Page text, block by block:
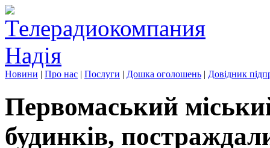
Новини | Про нас | Послуги | Дошка оголошень | Довідник
Первомаський
будинків,